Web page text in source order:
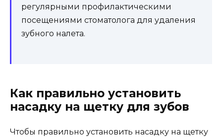
регулярными профилактическими
посещениями стоматолога для удаления
зубного налета.
Как правильно установить
насадку на щетку для зубов
Чтобы правильно установить насадку на щетку